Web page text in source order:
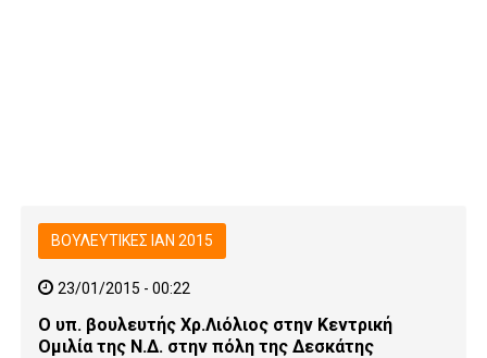
ΒΟΥΛΕΥΤΙΚΕΣ ΙΑΝ 2015
23/01/2015 - 00:22
Ο υπ. βουλευτής Χρ.Λιόλιος στην Κεντρική
Ομιλία της Ν.Δ. στην πόλη της Δεσκάτης